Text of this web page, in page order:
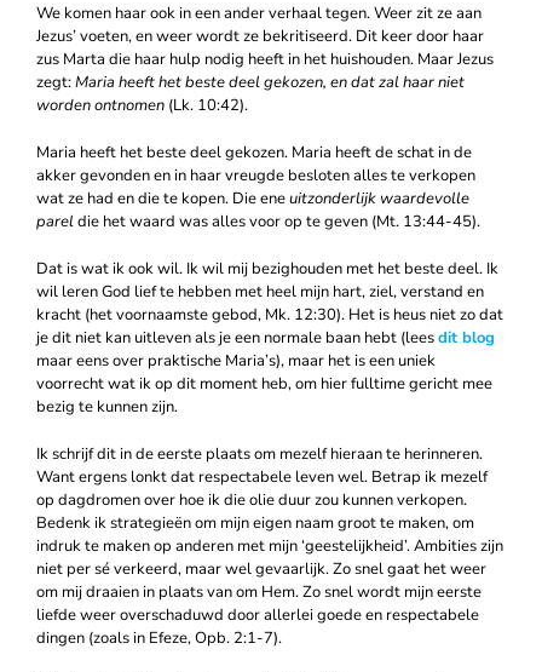
We komen haar ook in een ander verhaal tegen. Weer zit ze aan
Jezus’ voeten, en weer wordt ze bekritiseerd. Dit keer door haar
zus Marta die haar hulp nodig heeft in het huishouden. Maar Jezus
zegt:Maria heeft het beste deel gekozen, en dat zal haar niet
worden ontnomen (Lk. 10:42).
Maria heeft het beste deel gekozen. Maria heeft de schat in de
akker gevonden en in haar vreugde besloten alles te verkopen
wat ze had en die te kopen. Die eneuitzonderlijk waardevolle
pareldie het waard was alles voor op te geven (Mt. 13:44-45).
Dat is wat ik ook wil. Ik wil mij bezighouden met het beste deel. Ik
wil leren God lief te hebben met heel mijn hart, ziel, verstand en
kracht (het voornaamste gebod, Mk. 12:30). Het is heus niet zo dat
je dit niet kan uitleven als je een normale baan hebt (leesdit blog
maar eens over praktische Maria’s), maar het is een uniek
voorrecht wat ik op dit moment heb, om hier fulltime gericht mee
bezig te kunnen zijn.
Ik schrijf dit in de eerste plaats om mezelf hieraan te herinneren.
Want ergens lonkt dat respectabele leven wel. Betrap ik mezelf
op dagdromen over hoe ik die olie duur zou kunnen verkopen.
Bedenk ik strategieën om mijn eigen naam groot te maken, om
indruk te maken op anderen met mijn ‘geestelijkheid’. Ambities zijn
niet per sé verkeerd, maar wel gevaarlijk. Zo snel gaat het weer
om mij draaien in plaats van om Hem. Zo snel wordt mijn eerste
liefde weer overschaduwd door allerlei goede en respectabele
dingen (zoals in Efeze, Opb. 2:1-7).